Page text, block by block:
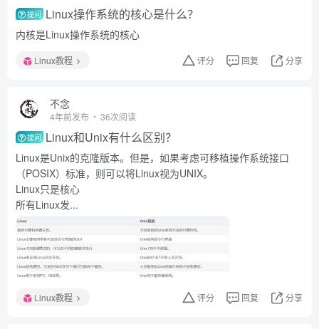
提问 Linux操作系统的核心是什么？
内核是Linux操作系统的核心
Linux教程 评分 回复 分享
不念
4年前发布 36次阅读
提问 Linux和Unix有什么区别？
Linux是Unix的克隆版本。但是，如果考虑可移植操作系统接口
（POSIX）标准，则可以将Linux视为UNIX。
Linux只是核心
所有Linux发...
Linux教程 评分 回复 分享